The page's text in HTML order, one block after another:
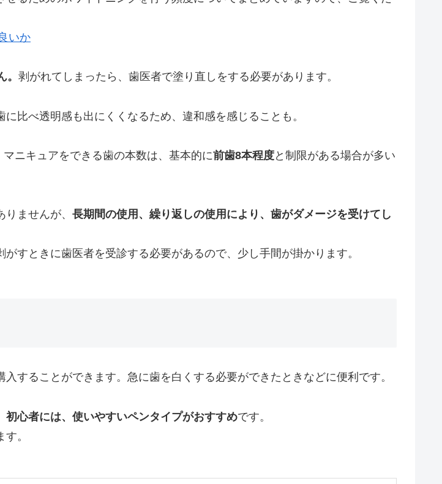
いか
剥がれてしまったら、歯医者で塗り直しをする必要があります。
比べ透明感も出にくくなるため、違和感を感じることも。
ニキュアをできる歯の本数は、基本的に前歯8本程度と制限がある場合が多い
ませんが、 長期間の使用、繰り返しの使用により、歯がダメージを受けてし
すときに歯医者を受診する必要があるので、少し手間が掛かります。
することができます。急に歯を白くする必要ができたときなどに便利です。
初心者には、使いやすいペンタイプがおすすめです。
。